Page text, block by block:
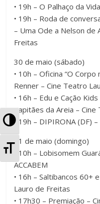
A
t
A
• 19h – O Palhaço da
• 19h – Roda de
– Uma Ode a Nelson de
Freitas
30 de maio (sábado)
• 10h – Oficina “O Corpo
Renner – Cine Teatro
• 16h – Edu e Cação
Capitães da Areia –
• 19h – DIPIRONA (DF)
31 de maio (domingo)
• 10h – Lobisomem
ACCABEM
• 16h – Saltibancos 60+
Lauro de Freitas
• 17h30 – Premiação –